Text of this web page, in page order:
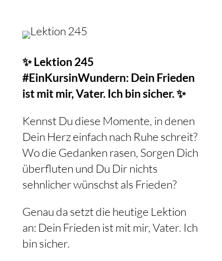
✨ Lektion 245
#EinKursinWundern: Dein Frieden
ist mit mir, Vater. Ich bin sicher. ✨
Kennst Du diese Momente, in denen
Dein Herz einfach nach Ruhe schreit?
Wo die Gedanken rasen, Sorgen Dich
überfluten und Du Dir nichts
sehnlicher wünschst als Frieden?
Genau da setzt die heutige Lektion
an: Dein Frieden ist mit mir, Vater. Ich
bin sicher.